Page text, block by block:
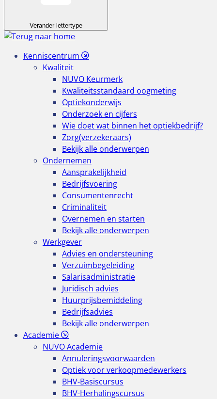
Verander lettertype
Kenniscentrum
Kwaliteit
NUVO Keurmerk
Kwaliteitsstandaard oogmeting
Optiekonderwijs
Onderzoek en cijfers
Wie doet wat binnen het optiekbedrijf?
Zorg(verzekeraars)
Bekijk alle onderwerpen
Ondernemen
Aansprakelijkheid
Bedrijfsvoering
Consumentenrecht
Criminaliteit
Overnemen en starten
Bekijk alle onderwerpen
Werkgever
Advies en ondersteuning
Verzuimbegeleiding
Salarisadministratie
Juridisch advies
Huurprijsbemiddeling
Bedrijfsadvies
Bekijk alle onderwerpen
Academie
NUVO Academie
Annuleringsvoorwaarden
Optiek voor verkoopmedewerkers
BHV-Basiscursus
BHV-Herhalingscursus